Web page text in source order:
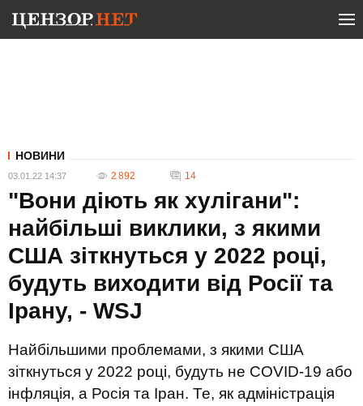
НОВИНИ
03.01.22 14:37 2 892 14
"Вони діють як хулігани":
найбільші виклики, з якими
США зіткнуться у 2022 році,
будуть виходити від Росії та
Ірану, - WSJ
Найбільшими проблемами, з якими США
зіткнуться у 2022 році, будуть не COVID-19 або
інфляція, а Росія та Іран. Те, як адміністрація